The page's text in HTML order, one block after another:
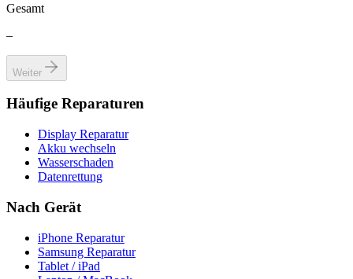
Gesamt
–
Weiter
Häufige Reparaturen
Display Reparatur
Akku wechseln
Wasserschaden
Datenrettung
Nach Gerät
iPhone Reparatur
Samsung Reparatur
Tablet / iPad